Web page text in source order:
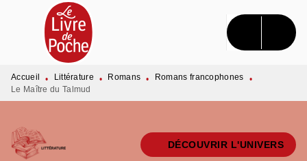
MENU RECHERCHE CONTENU
PIED DE PAGE
Accueil • Littérature • Romans • Romans francophones
•
Le Maître du Talmud
DÉCOUVRIR L'UNIVERS